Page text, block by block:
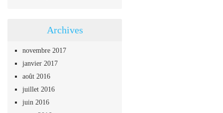
Archives
novembre 2017
janvier 2017
août 2016
juillet 2016
juin 2016